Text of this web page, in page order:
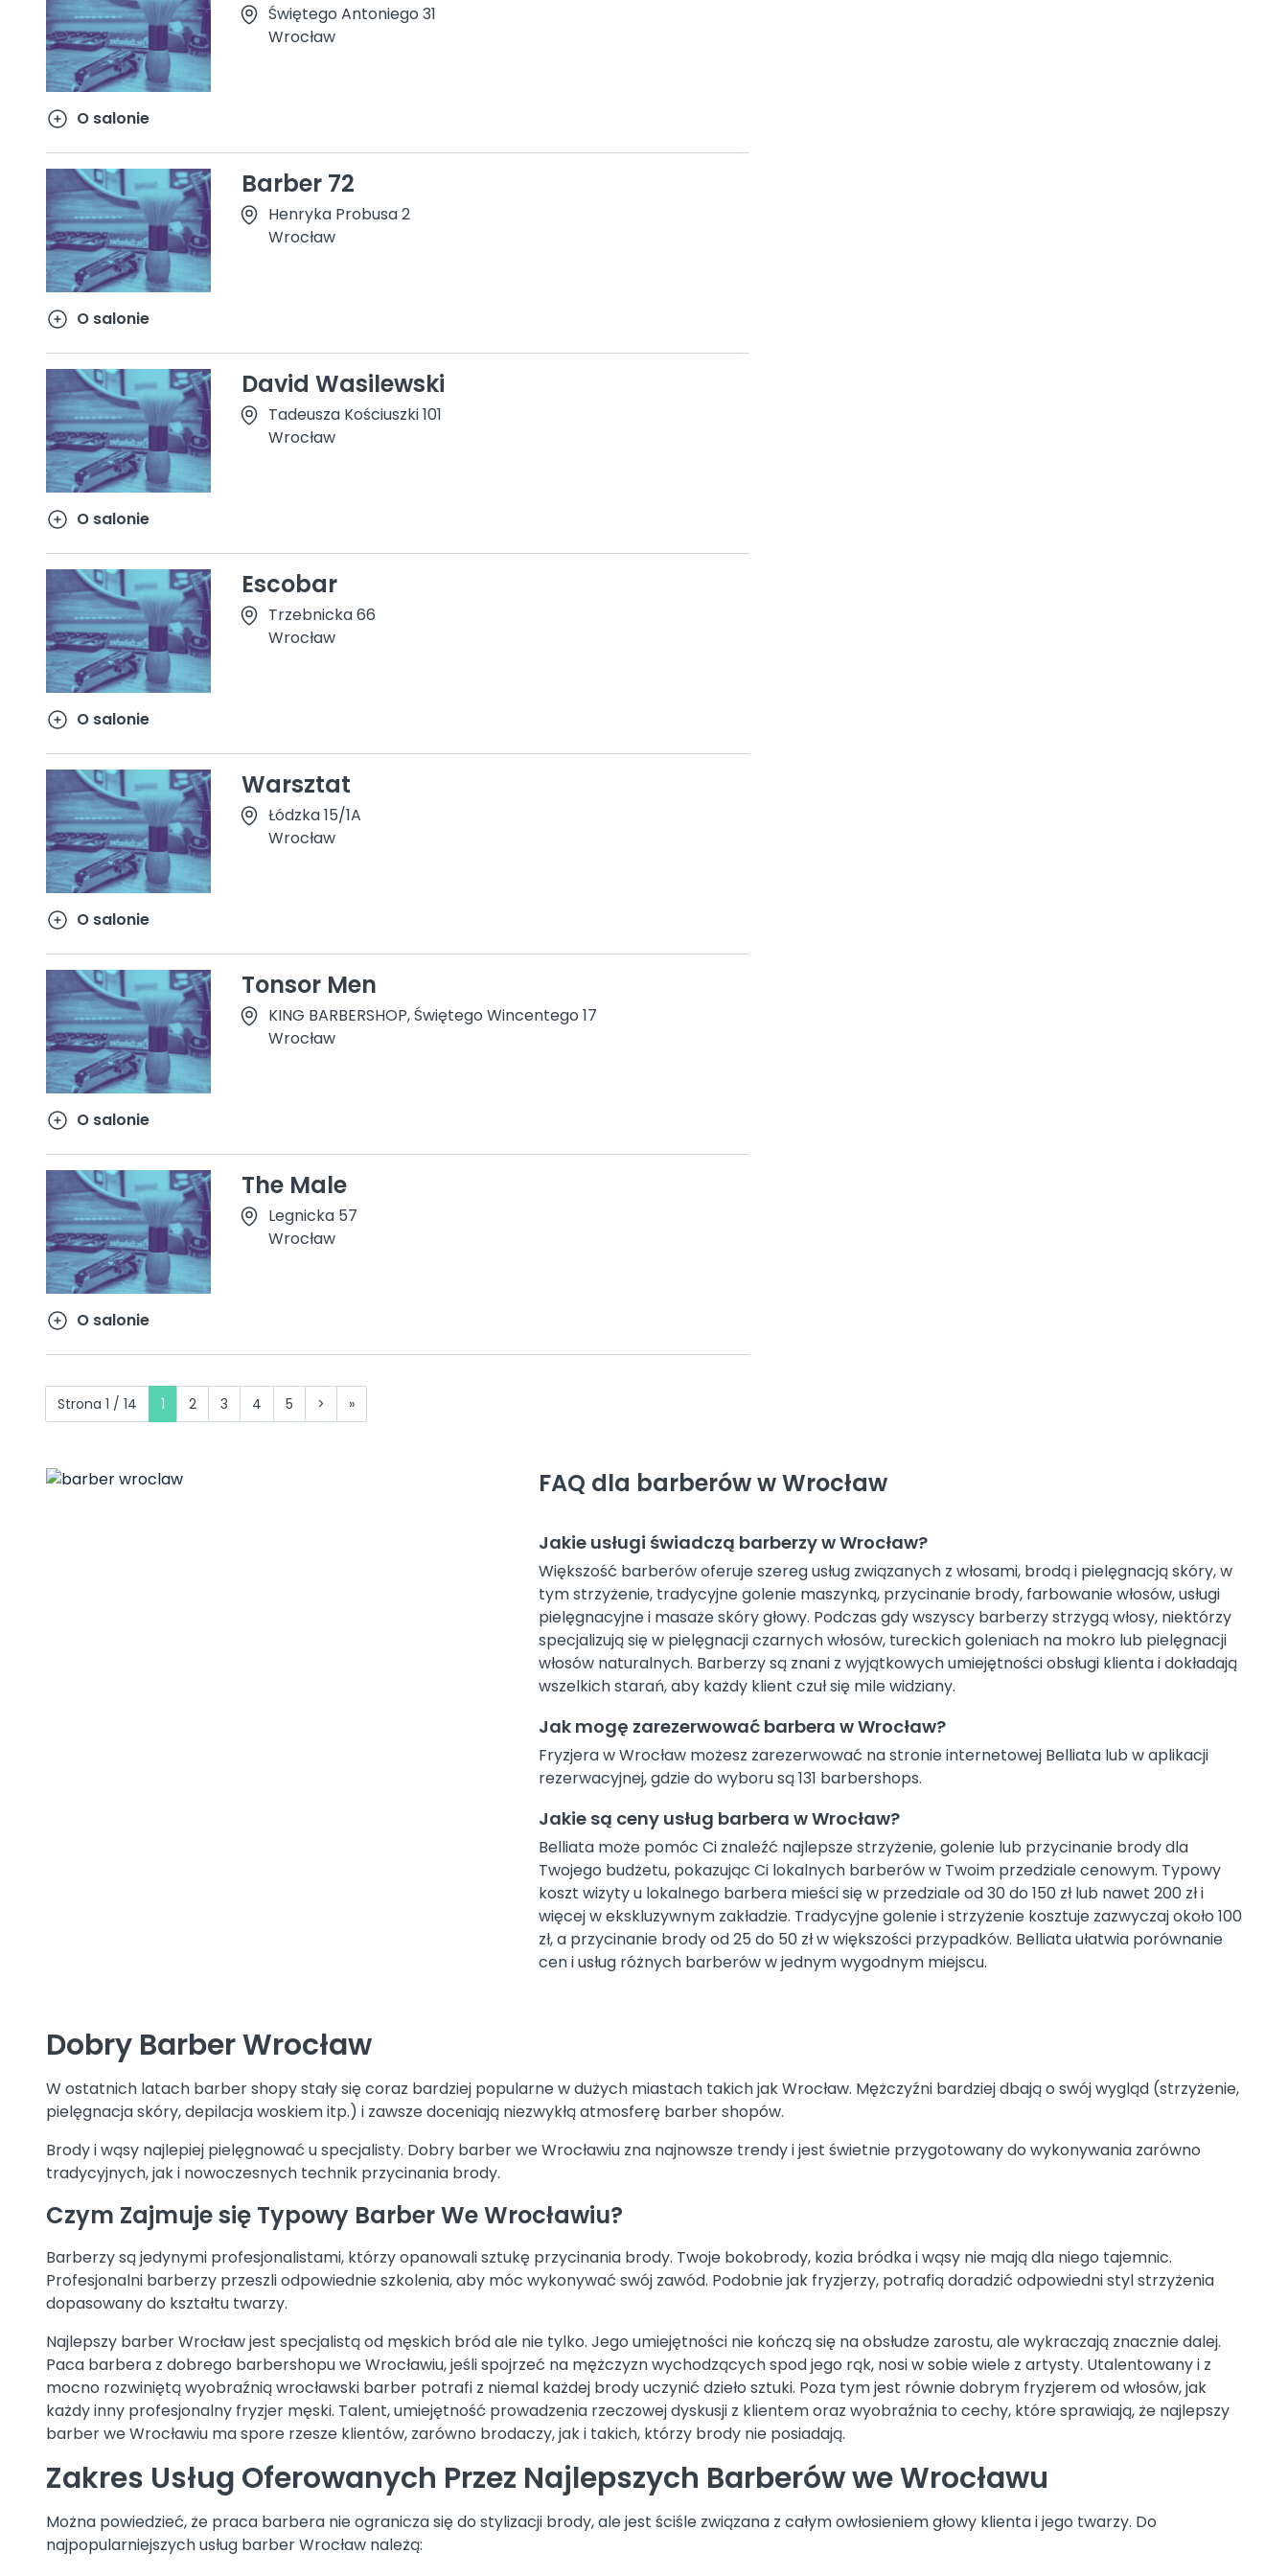
Świętego Antoniego 31
Wrocław
O salonie
Barber 72
Henryka Probusa 2
Wrocław
O salonie
David Wasilewski
Tadeusza Kościuszki 101
Wrocław
O salonie
Escobar
Trzebnicka 66
Wrocław
O salonie
Warsztat
Łódzka 15/1A
Wrocław
O salonie
Tonsor Men
KING BARBERSHOP, Świętego Wincentego 17
Wrocław
O salonie
The Male
Legnicka 57
Wrocław
O salonie
Strona 1 / 14 1 2 3 4 5 > »
FAQ dla barberów w Wrocław
Jakie usługi świadczą barberzy w Wrocław?
Większość barberów oferuje szereg usług związanych z włosami, brodą i pielęgnacją skóry, w
tym strzyżenie, tradycyjne golenie maszynką, przycinanie brody, farbowanie włosów, usługi
pielęgnacyjne i masaże skóry głowy. Podczas gdy wszyscy barberzy strzygą włosy, niektórzy
specjalizują się w pielęgnacji czarnych włosów, tureckich goleniach na mokro lub pielęgnacji
włosów naturalnych. Barberzy są znani z wyjątkowych umiejętności obsługi klienta i dokładają
wszelkich starań, aby każdy klient czuł się mile widziany.
Jak mogę zarezerwować barbera w Wrocław?
Fryzjera w Wrocław możesz zarezerwować na stronie internetowej Belliata lub w aplikacji
rezerwacyjnej, gdzie do wyboru są 131 barbershops.
Jakie są ceny usług barbera w Wrocław?
Belliata może pomóc Ci znaleźć najlepsze strzyżenie, golenie lub przycinanie brody dla
Twojego budżetu, pokazując Ci lokalnych barberów w Twoim przedziale cenowym. Typowy
koszt wizyty u lokalnego barbera mieści się w przedziale od 30 do 150 zł lub nawet 200 zł i
więcej w ekskluzywnym zakładzie. Tradycyjne golenie i strzyżenie kosztuje zazwyczaj około 100
zł, a przycinanie brody od 25 do 50 zł w większości przypadków. Belliata ułatwia porównanie
cen i usług różnych barberów w jednym wygodnym miejscu.
Dobry Barber Wrocław
W ostatnich latach barber shopy stały się coraz bardziej popularne w dużych miastach takich jak Wrocław. Mężczyźni bardziej dbają o swój wygląd (strzyżenie,
pielęgnacja skóry, depilacja woskiem itp.) i zawsze doceniają niezwykłą atmosferę barber shopów.
Brody i wąsy najlepiej pielęgnować u specjalisty. Dobry barber we Wrocławiu zna najnowsze trendy i jest świetnie przygotowany do wykonywania zarówno
tradycyjnych, jak i nowoczesnych technik przycinania brody.
Czym Zajmuje się Typowy Barber We Wrocławiu?
Barberzy są jedynymi profesjonalistami, którzy opanowali sztukę przycinania brody. Twoje bokobrody, kozia bródka i wąsy nie mają dla niego tajemnic.
Profesjonalni barberzy przeszli odpowiednie szkolenia, aby móc wykonywać swój zawód. Podobnie jak fryzjerzy, potrafią doradzić odpowiedni styl strzyżenia
dopasowany do kształtu twarzy.
Najlepszy barber Wrocław jest specjalistą od męskich bród ale nie tylko. Jego umiejętności nie kończą się na obsłudze zarostu, ale wykraczają znacznie dalej.
Paca barbera z dobrego barbershopu we Wrocławiu, jeśli spojrzeć na mężczyzn wychodzących spod jego rąk, nosi w sobie wiele z artysty. Utalentowany i z
mocno rozwiniętą wyobraźnią wrocławski barber potrafi z niemal każdej brody uczynić dzieło sztuki. Poza tym jest równie dobrym fryzjerem od włosów, jak
każdy inny profesjonalny fryzjer męski. Talent, umiejętność prowadzenia rzeczowej dyskusji z klientem oraz wyobraźnia to cechy, które sprawiają, że najlepszy
barber we Wrocławiu ma spore rzesze klientów, zarówno brodaczy, jak i takich, którzy brody nie posiadają.
Zakres Usług Oferowanych Przez Najlepszych Barberów we Wrocławu
Można powiedzieć, że praca barbera nie ogranicza się do stylizacji brody, ale jest ściśle związana z całym owłosieniem głowy klienta i jego twarzy. Do
najpopularniejszych usług barber Wrocław należą: